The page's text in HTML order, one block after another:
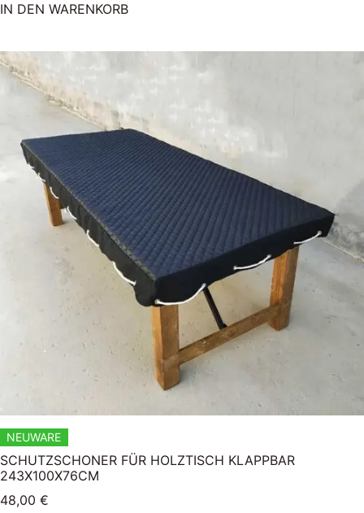
IN DEN WARENKORB
NEUWARE
SCHUTZSCHONER FÜR HOLZTISCH KLAPPBAR
243X100X76CM
48,00 €